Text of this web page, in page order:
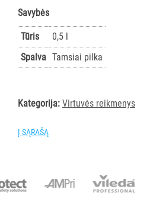
LAIKIKLIAI
DOZATORIAI
BRITA
FILTRAI
VIENKARTINIAI
STALO
DEKORAVIMO
Savybės
Tūris
0,5 l
Spalva Tamsiai pilka
Kategorija: Virtuvės reikmenys
Į SĄRAŠĄ